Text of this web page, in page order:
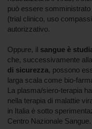
può essere
(trial clinico, uso
autorizzativo.
Oppure, il sangue è
che, successivamente
di sicurezza, possono
larga scala come bio-
La plasma/siero-terapia
nella terapia di malattie
in Italia è sotto
Centro Nazionale Sangue.